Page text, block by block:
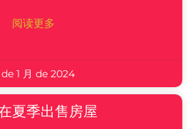
阅读更多
1 月 de 2024
夏季出售房屋